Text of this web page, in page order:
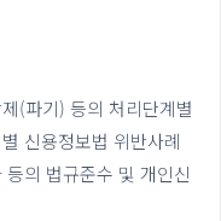
제(파기) 등의 처리단계별
신용정보법 위반사례
의 법규준수 및 개인신